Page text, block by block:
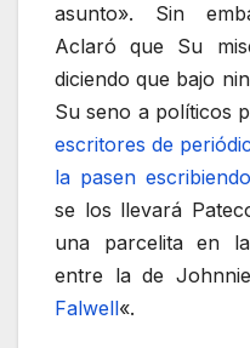
asunto». Sin
Aclaró que Su
diciendo que bajo
Su seno a políticos
escritores de
la pasen escribiendo
se los llevará
una parcelita en
entre la de
Falwell«.